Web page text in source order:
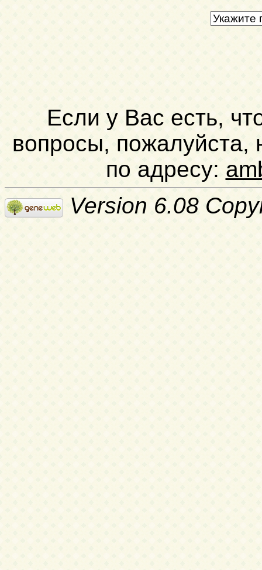
Если у Вас есть,
вопросы, пожалуйста,
по адресу:
Version 6.08